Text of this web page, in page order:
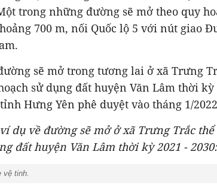
trong những đường sẽ mở theo quy
700 m, nối Quốc lộ 5 với nút giao
sẽ mở trong tương lai ở xã Trưng
sử dụng đất huyện Văn Lâm thời
Hưng Yên phê duyệt vào tháng 1/
dụ về đường sẽ mở ở xã Trưng Trắc
đất huyện Văn Lâm thời kỳ 2021 - 2030:
vệ tinh.